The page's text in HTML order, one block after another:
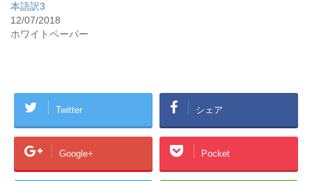
本語訳3
12/07/2018
ホワイトペーパー
Twitter シェア
Google+ Pocket